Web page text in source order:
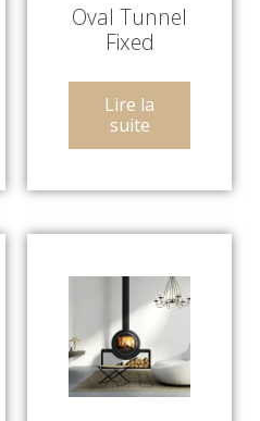
Oval Tunnel
Fixed
Lire la
suite